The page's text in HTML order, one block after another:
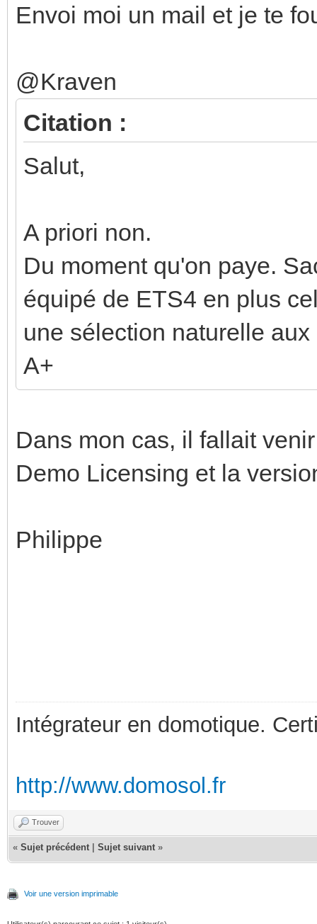
Envoi moi un mail et je te
@Kraven
Citation :
Salut,
A priori non.
Du moment qu'on paye.
équipé de ETS4 en plus
une sélection naturelle
A+
Dans mon cas, il fallait
Demo Licensing et la
Philippe
Intégrateur en domotique.
http://www.domosol.fr
Trouver
« Sujet précédent Sujet suivant »
Voir une version imprimable